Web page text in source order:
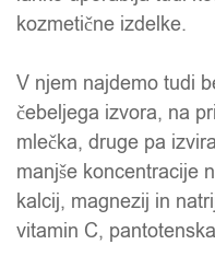
kozmetične izdelke.
V njem najdemo tudi
čebeljega izvora, na
mlečka, druge pa
manjše koncentracije
kalcij, magnezij in
vitamin C,